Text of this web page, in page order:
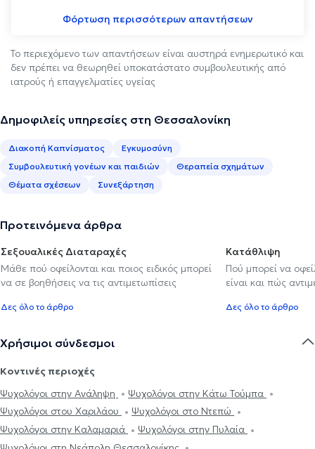
Φόρτωση περισσότερων απαντήσεων
Το περιεχόμενο των απαντήσεων είναι αυστηρά ενημερωτικό και
δεν πρέπει να θεωρηθεί υποκατάστατο συμβουλευτικής από
ιατρούς ή επαγγελματίες υγείας
Δημοφιλείς υπηρεσίες στη Θεσσαλονίκη
Διακοπή Καπνίσματος
Εγκυμοσύνη
Συμβουλευτική γονέων και παιδιών
Θεραπεία σχημάτων
Θέματα σχέσεων
Συνεξάρτηση
Προτεινόμενα άρθρα
Σεξουαλικές Διαταραχές
Μάθε πού οφείλονται και ποιος ειδικός μπορεί
να σε βοηθήσεις να τις αντιμετωπίσεις
Δες όλο το άρθρο
Κατάθλιψη
Πού μπορεί να
είναι και πώς
Δες όλο το άρθρο
Χρήσιμοι σύνδεσμοι
Κοντινές περιοχές
Ψυχολόγοι στην Ανάληψη
Ψυχολόγοι στην Κάτω Τούμπα
Ψυχολόγοι στου Χαριλάου
Ψυχολόγοι στο Ντεπώ
Ψυχολόγοι στην Καλαμαριά
Ψυχολόγοι στην Πυλαία